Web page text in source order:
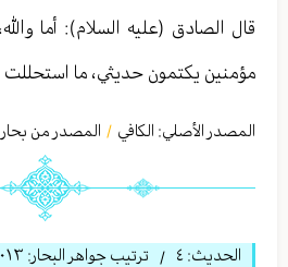
قال الصادق (عليه السلام): أما
مؤمنين يكتمون حديثي، ما استحللت
المصدر الأصلي: الكافي / المصدر من بحار
الحديث: ٤ / ترتيب جواهر البحار: